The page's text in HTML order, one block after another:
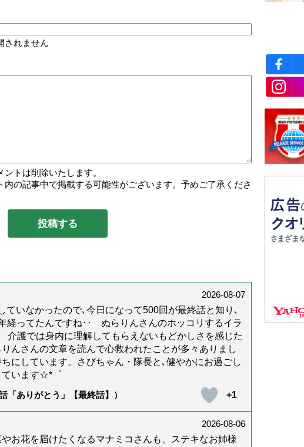
されません
トは削除いたします。
の記事中で掲載する可能性がございます。予めご了承くださ
2026-08-07
ていなかったので､今日になって500回が最終話と知り､
経ってたんですね･･ ぬらりんさんのホッコリするイラ
護では身内に理解してもらえないもどかしさを感じた
んさんの文章を読んで心救われたことが多々ありまし
にしています。さびちゃん・隊長と､健やかにお過ごし
ています☆*゜
「ありがとう」【最終話】）
+1
2026-08-06
やお花を届けたくなるマナミコさんも、ステキなお姉様